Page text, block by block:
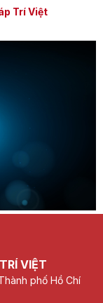
Trí Việt
VIỆT
phố Hồ Chí